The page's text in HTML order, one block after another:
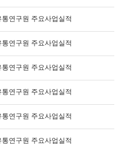
통연구원 주요사업실적
통연구원 주요사업실적
통연구원 주요사업실적
통연구원 주요사업실적
통연구원 주요사업실적
통연구원 주요사업실적